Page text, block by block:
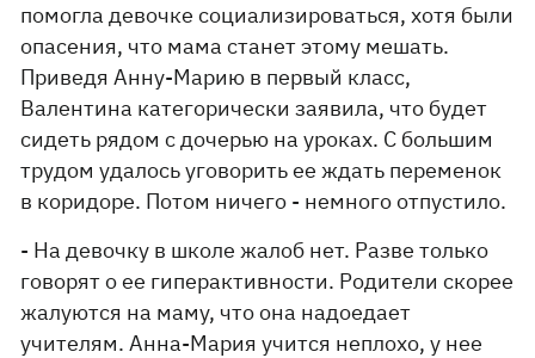
помогла девочке социализироваться, хотя были
опасения, что мама станет этому мешать.
Приведя Анну-Марию в первый класс,
Валентина категорически заявила, что будет
сидеть рядом с дочерью на уроках. С большим
трудом удалось уговорить ее ждать переменок
в коридоре. Потом ничего - немного отпустило.
- На девочку в школе жалоб нет. Разве только
говорят о ее гиперактивности. Родители скорее
жалуются на маму, что она надоедает
учителям. Анна-Мария учится неплохо, у нее